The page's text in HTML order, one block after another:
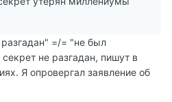
=/= "не был
не разгадан, пишут в
Я опровергал заявление об